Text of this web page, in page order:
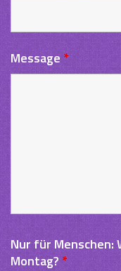
Message *
Nur für Menschen:
Montag?*